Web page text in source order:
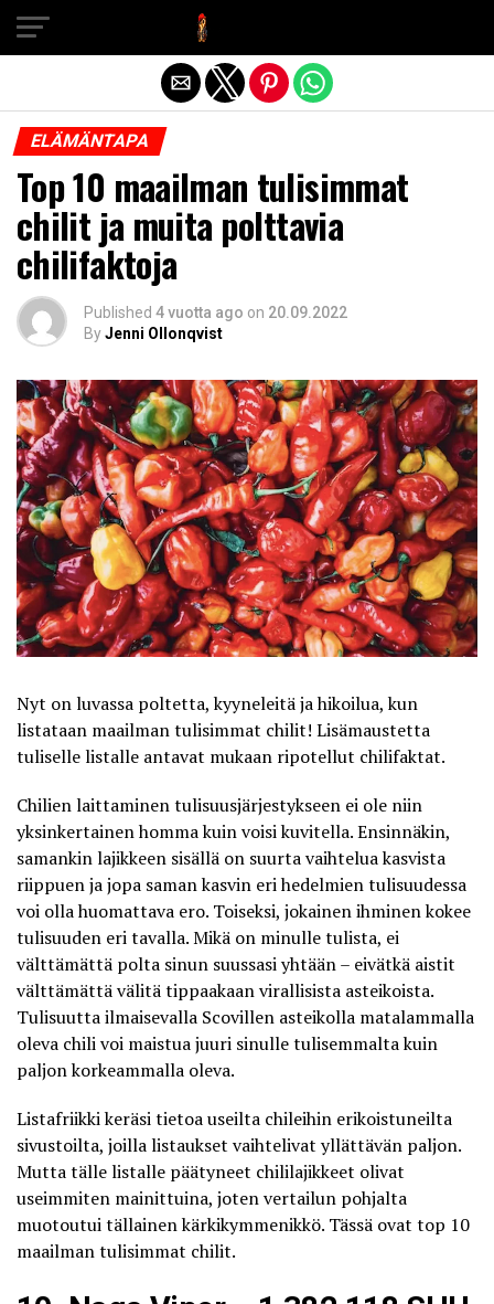
ELÄMÄNTAPA
Top 10 maailman tulisimmat
chilit ja muita polttavia
chilifaktoja
Published 4 vuotta ago on 20.09.2022
ByJenni Ollonqvist
Nyt on luvassa poltetta, kyyneleitä ja hikoilua, kun
listataan maailman tulisimmat chilit! Lisämaustetta
tuliselle listalle antavat mukaan ripotellut chilifaktat.
Chilien laittaminen tulisuusjärjestykseen ei ole niin
yksinkertainen homma kuin voisi kuvitella. Ensinnäkin,
samankin lajikkeen sisällä on suurta vaihtelua kasvista
riippuen ja jopa saman kasvin eri hedelmien tulisuudessa
voi olla huomattava ero. Toiseksi, jokainen ihminen kokee
tulisuuden eri tavalla. Mikä on minulle tulista, ei
välttämättä polta sinun suussasi yhtään – eivätkä aistit
välttämättä välitä tippaakaan virallisista asteikoista.
Tulisuutta ilmaisevalla Scovillen asteikolla matalammalla
oleva chili voi maistua juuri sinulle tulisemmalta kuin
paljon korkeammalla oleva.
Listafriikkikeräsi tietoa useilta chileihin erikoistuneilta
sivustoilta, joilla listaukset vaihtelivat yllättävän paljon.
Mutta tälle listalle päätyneet chililajikkeet olivat
useimmiten mainittuina, joten vertailun pohjalta
muotoutui tällainen kärkikymmenikkö. Tässä ovat top 10
maailman tulisimmat chilit.
Exit mobile version